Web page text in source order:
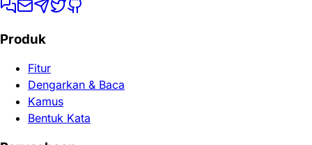
Produk
Fitur
Dengarkan & Baca
Kamus
Bentuk Kata